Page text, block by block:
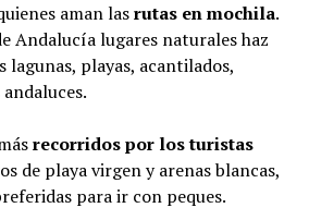
aman lasrutas en mochila.
Andalucía lugares naturales haz
playas, acantilados,
recorridos por los turistas
de playa virgen y arenas blancas,
para ir con peques.